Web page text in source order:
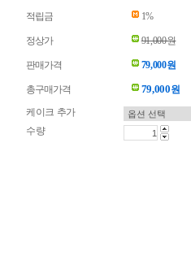
적립금 1%
정상가 91,000원
판매가격 79,000원
총구매가격 79,000원
케이크 추가
수량